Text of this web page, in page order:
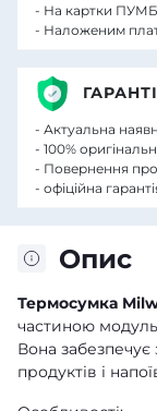
Опис
Термосумка
частиною
Вона забезпечує
продуктів і
- На картки
- Наложеним
- Актуальна
- 100%
- Повернення
- офіційна